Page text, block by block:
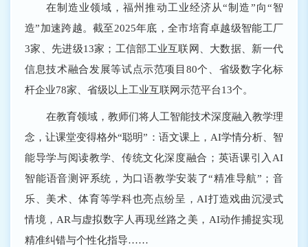
在制造业领域，福州推动工业经济从“制造”向“智
造”加速跨越。截至2025年底，全市培育卓越级智能工厂
3家、先进级13家；工信部工业互联网、大数据、新一代
信息技术融合发展等试点示范项目80个、省级数字化标
杆企业78家、省级以上工业互联网示范平台13个。
在教育领域，教师们将人工智能技术深度融入教学理
念，让课堂变得格外“聪明”：语文课上，AI学情分析、智
能导学与阅读教学、传统文化深度融合；英语课引入AI
智能语音测评系统，为口语教学安装了“精准导航”；音
乐、美术、体育等学科也亮点纷呈，AI打造戏曲沉浸式
情境，AR与虚拟数字人再现丝路之美，AI动作捕捉实现
精准纠错与个性化指导……